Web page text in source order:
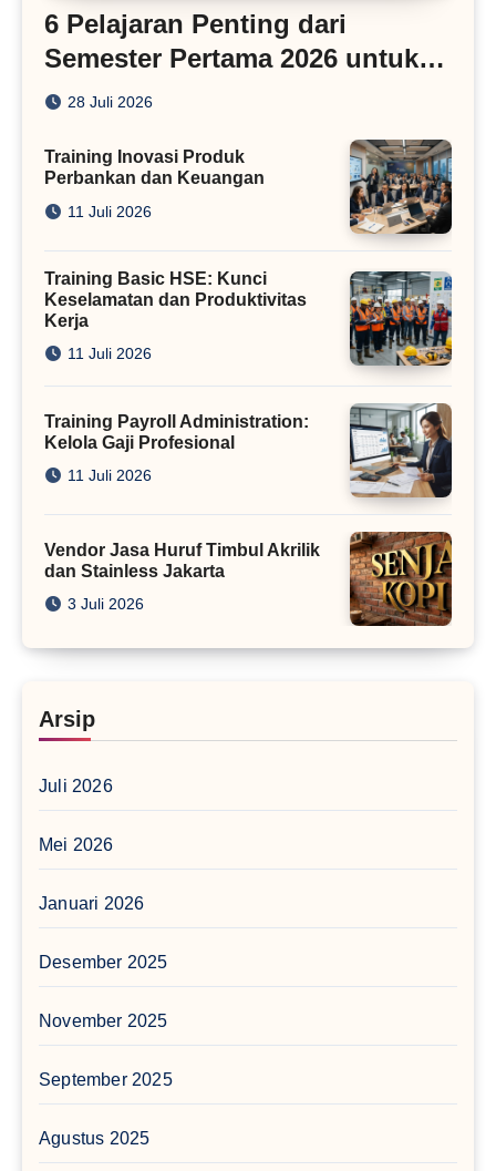
6 Pelajaran Penting dari
Semester Pertama 2026 untuk
Bisnis Digital
28 Juli 2026
Training Inovasi Produk
Perbankan dan Keuangan
11 Juli 2026
Training Basic HSE: Kunci
Keselamatan dan Produktivitas
Kerja
11 Juli 2026
Training Payroll Administration:
Kelola Gaji Profesional
11 Juli 2026
Vendor Jasa Huruf Timbul Akrilik
dan Stainless Jakarta
3 Juli 2026
Arsip
Juli 2026
Mei 2026
Januari 2026
Desember 2025
November 2025
September 2025
Agustus 2025